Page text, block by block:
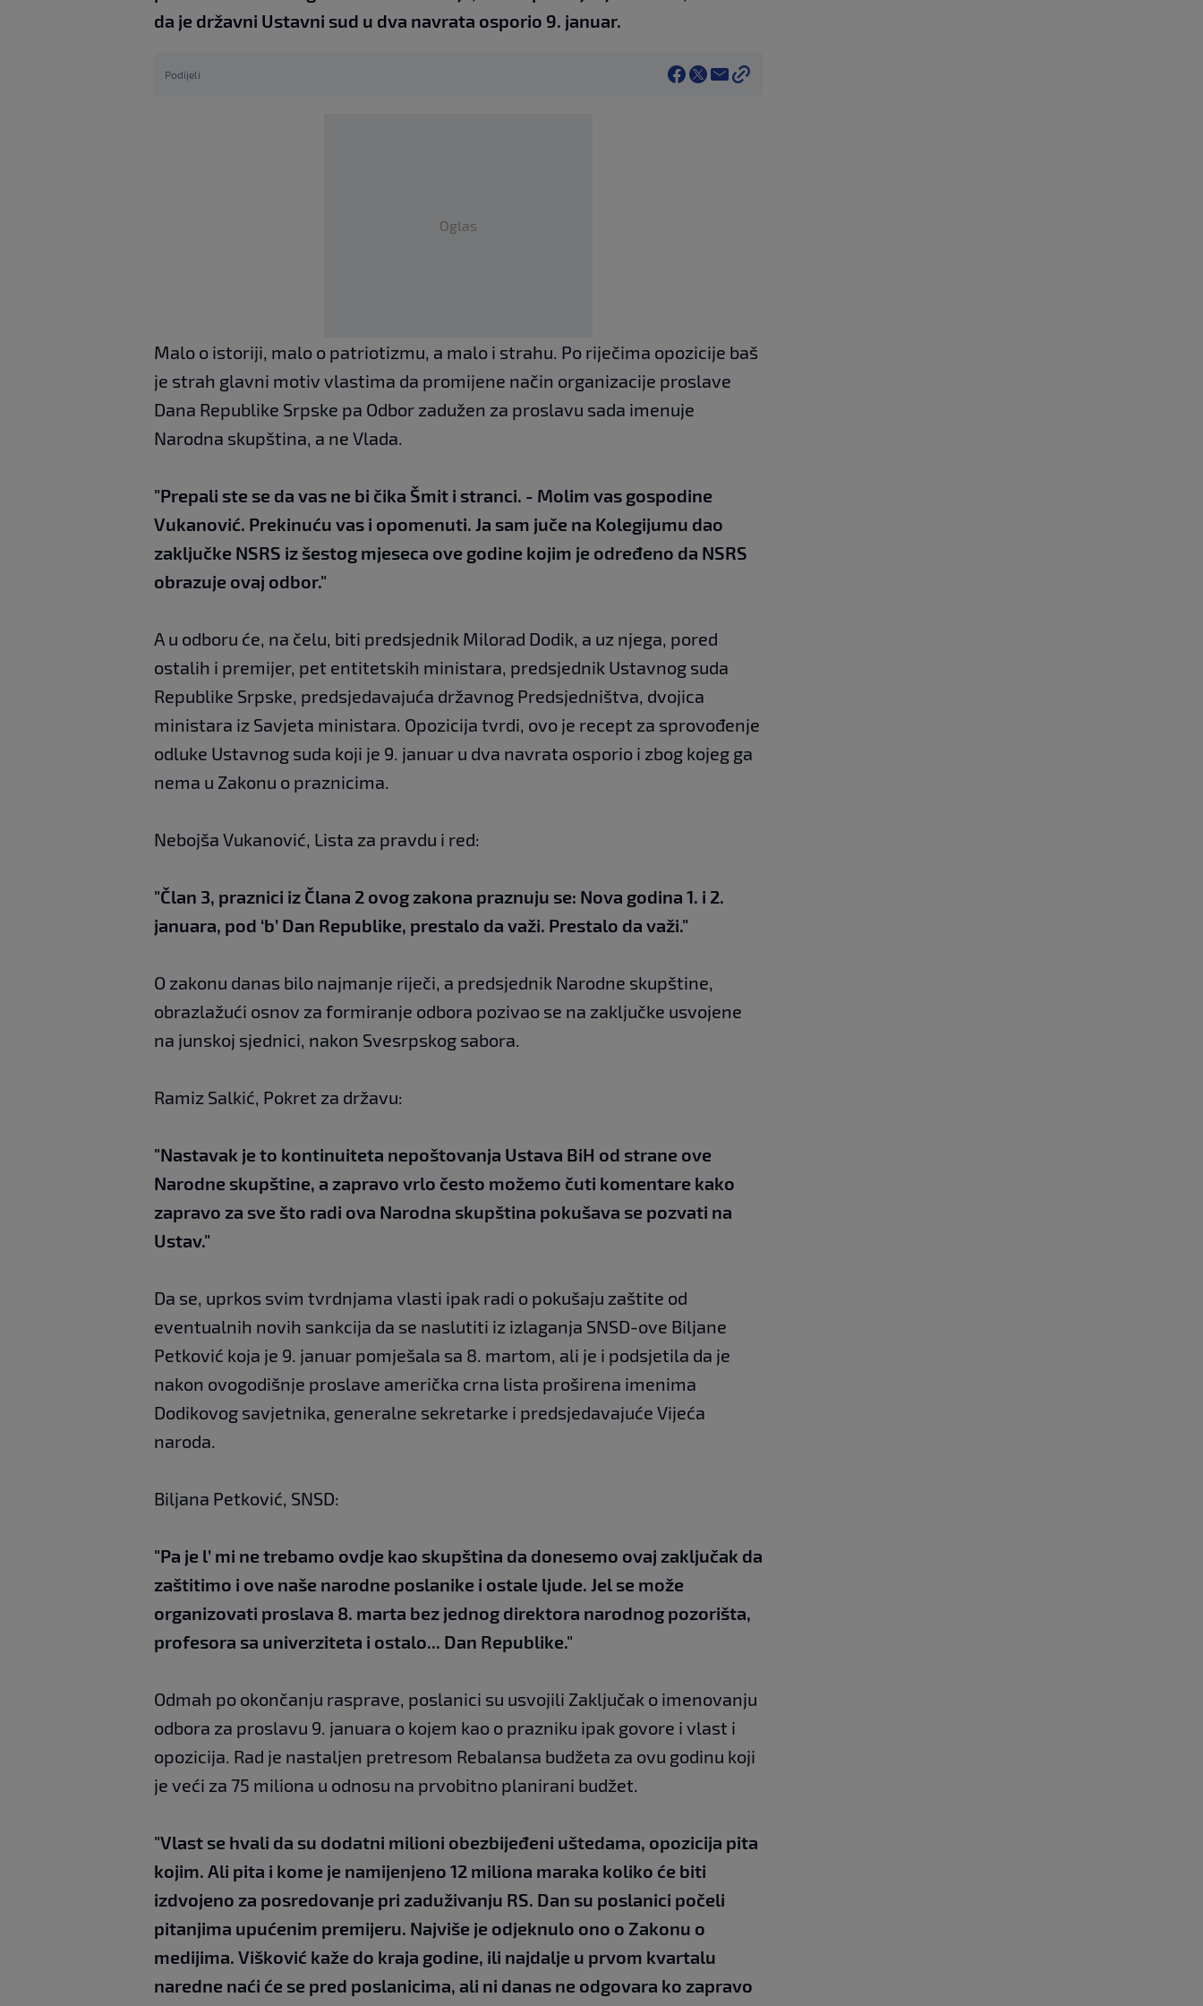
da je državni Ustavni sud u dva navrata osporio 9. januar.
Podijeli
Oglas
Malo o istoriji, malo o patriotizmu, a malo i strahu. Po riječima opozicije baš
je strah glavni motiv vlastima da promijene način organizacije proslave
Dana Republike Srpske pa Odbor zadužen za proslavu sada imenuje
Narodna skupština, a ne Vlada.
"Prepali ste se da vas ne bi čika Šmit i stranci. - Molim vas gospodine
Vukanović. Prekinuću vas i opomenuti. Ja sam juče na Kolegijumu dao
zaključke NSRS iz šestog mjeseca ove godine kojim je određeno da NSRS
obrazuje ovaj odbor."
A u odboru će, na čelu, biti predsjednik Milorad Dodik, a uz njega, pored
ostalih i premijer, pet entitetskih ministara, predsjednik Ustavnog suda
Republike Srpske, predsjedavajuća državnog Predsjedništva, dvojica
ministara iz Savjeta ministara. Opozicija tvrdi, ovo je recept za sprovođenje
odluke Ustavnog suda koji je 9. januar u dva navrata osporio i zbog kojeg ga
nema u Zakonu o praznicima.
Nebojša Vukanović, Lista za pravdu i red:
"Član 3, praznici iz Člana 2 ovog zakona praznuju se: Nova godina 1. i 2.
januara, pod ‘b’ Dan Republike, prestalo da važi. Prestalo da važi."
O zakonu danas bilo najmanje riječi, a predsjednik Narodne skupštine,
obrazlažući osnov za formiranje odbora pozivao se na zaključke usvojene
na junskoj sjednici, nakon Svesrpskog sabora.
Ramiz Salkić, Pokret za državu:
"Nastavak je to kontinuiteta nepoštovanja Ustava BiH od strane ove
Narodne skupštine, a zapravo vrlo često možemo čuti komentare kako
zapravo za sve što radi ova Narodna skupština pokušava se pozvati na
Ustav."
Da se, uprkos svim tvrdnjama vlasti ipak radi o pokušaju zaštite od
eventualnih novih sankcija da se naslutiti iz izlaganja SNSD-ove Biljane
Petković koja je 9. januar pomješala sa 8. martom, ali je i podsjetila da je
nakon ovogodišnje proslave američka crna lista proširena imenima
Dodikovog savjetnika, generalne sekretarke i predsjedavajuće Vijeća
naroda.
Biljana Petković, SNSD:
"Pa je l’ mi ne trebamo ovdje kao skupština da donesemo ovaj zaključak da
zaštitimo i ove naše narodne poslanike i ostale ljude. Jel se može
organizovati proslava 8. marta bez jednog direktora narodnog pozorišta,
profesora sa univerziteta i ostalo... Dan Republike."
Odmah po okončanju rasprave, poslanici su usvojili Zaključak o imenovanju
odbora za proslavu 9. januara o kojem kao o prazniku ipak govore i vlast i
opozicija. Rad je nastaljen pretresom Rebalansa budžeta za ovu godinu koji
je veći za 75 miliona u odnosu na prvobitno planirani budžet.
"Vlast se hvali da su dodatni milioni obezbijeđeni uštedama, opozicija pita
kojim. Ali pita i kome je namijenjeno 12 miliona maraka koliko će biti
izdvojeno za posredovanje pri zaduživanju RS. Dan su poslanici počeli
pitanjima upućenim premijeru. Najviše je odjeknulo ono o Zakonu o
medijima. Višković kaže do kraja godine, ili najdalje u prvom kvartalu
naredne naći će se pred poslanicima, ali ni danas ne odgovara ko zapravo